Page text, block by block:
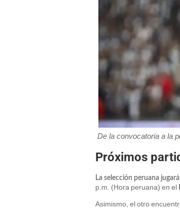
De la convocatoria a la
Próximos
La selección peruana
p.m. (Hora peruana) en el
Asimismo, el otro